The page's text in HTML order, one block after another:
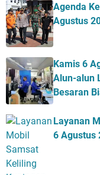
Agenda
Agustus
Kamis 6
Alun-alun
Besaran
Layanan
6 Agustus